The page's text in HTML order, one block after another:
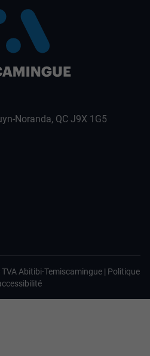
Noranda, QC J9X 1G5
TVA Abitibi-Temiscamingue | Politique